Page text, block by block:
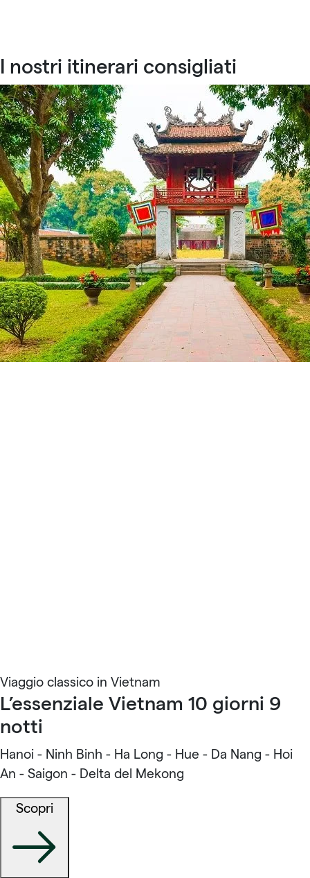
I nostri itinerari consigliati
Viaggio classico in Vietnam
L’essenziale Vietnam 10 giorni 9
notti
Hanoi - Ninh Binh - Ha Long - Hue - Da Nang - Hoi
An - Saigon - Delta del Mekong
Scopri